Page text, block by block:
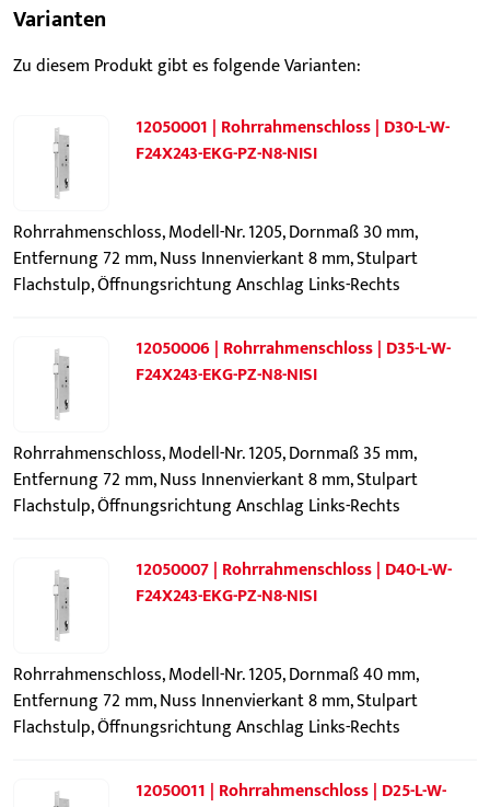
Varianten
Zu diesem Produkt gibt es folgende Varianten:
12050001 | Rohrrahmenschloss | D30-L-W-
F24X243-EKG-PZ-N8-NISI
Rohrrahmenschloss, Modell-Nr. 1205, Dornmaß 30 mm,
Entfernung 72 mm, Nuss Innenvierkant 8 mm, Stulpart
Flachstulp, Öffnungsrichtung Anschlag Links-Rechts
12050006 | Rohrrahmenschloss | D35-L-W-
F24X243-EKG-PZ-N8-NISI
Rohrrahmenschloss, Modell-Nr. 1205, Dornmaß 35 mm,
Entfernung 72 mm, Nuss Innenvierkant 8 mm, Stulpart
Flachstulp, Öffnungsrichtung Anschlag Links-Rechts
12050007 | Rohrrahmenschloss | D40-L-W-
F24X243-EKG-PZ-N8-NISI
Rohrrahmenschloss, Modell-Nr. 1205, Dornmaß 40 mm,
Entfernung 72 mm, Nuss Innenvierkant 8 mm, Stulpart
Flachstulp, Öffnungsrichtung Anschlag Links-Rechts
12050011 | Rohrrahmenschloss | D25-L-W-